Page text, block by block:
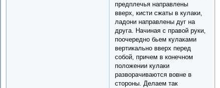
предплечья направлены
вверх, кисти сжаты в кулаки,
ладони направлены дуг на
друга. Начиная с правой руки,
поочередно бьем кулаками
вертикально вверх перед
собой, причем в конечном
положении кулаки
разворачиваются вовне в
стороны. Делаем так